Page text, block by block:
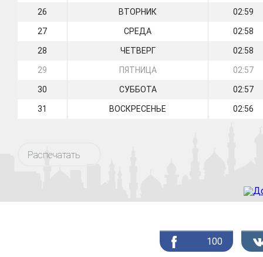
26 ВТОРНИК 02:59
27 СРЕДА 02:58
28 ЧЕТВЕРГ 02:58
29 ПЯТНИЦА 02:57
30 СУББОТА 02:57
31 ВОСКРЕСЕНЬЕ 02:56
Распечатать
100